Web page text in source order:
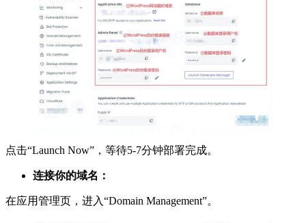
点击“Launch Now”，等待5-7分钟部署完成。
连接你的域名：
在应用管理页，进入“Domain Management”。